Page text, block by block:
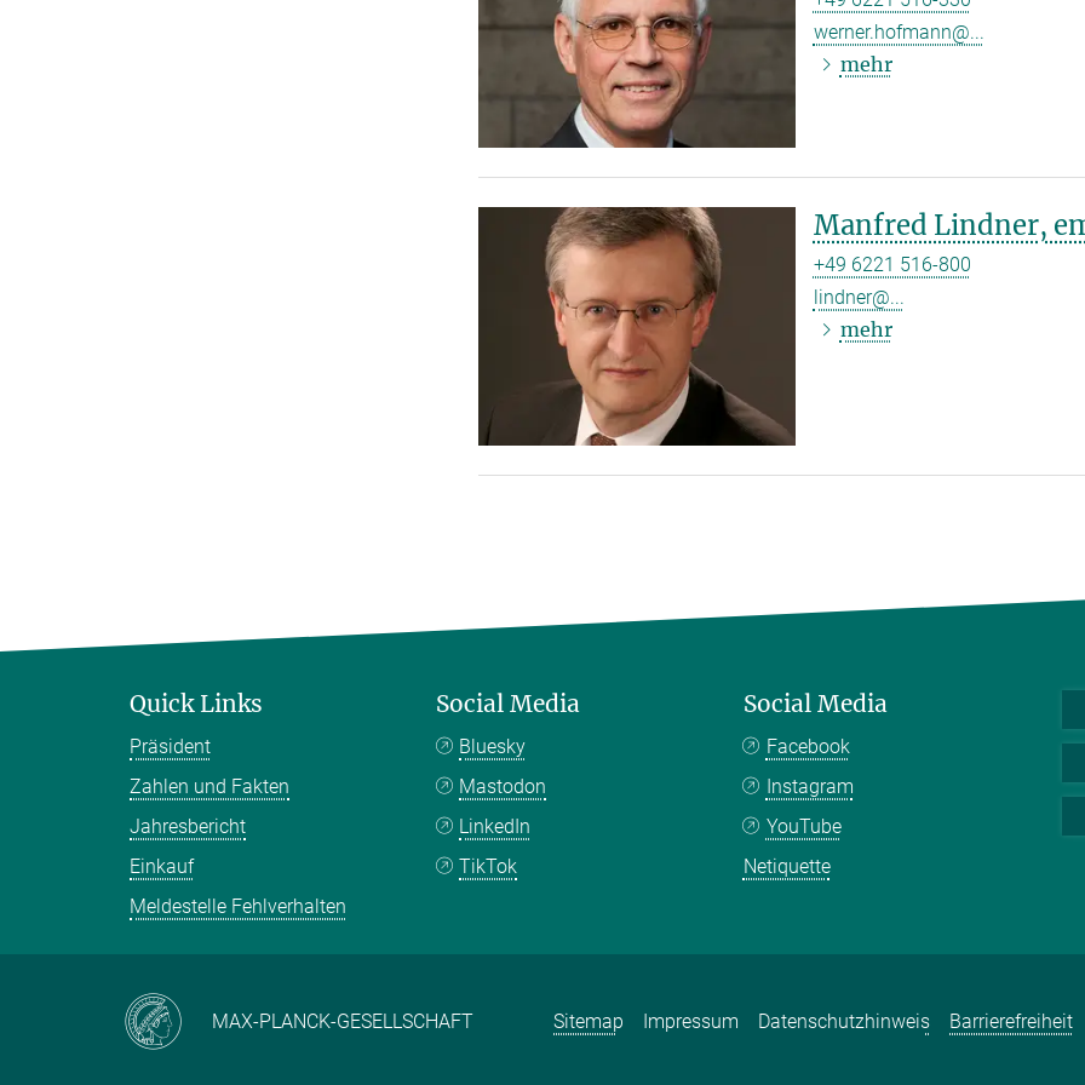
werner.hofmann@...
mehr
Manfred Lindner,
+49 6221 516-800
lindner@...
mehr
Quick Links
Präsident
Zahlen und Fakten
Jahresbericht
Einkauf
Meldestelle Fehlverhalten
Social Media
Bluesky
Mastodon
LinkedIn
TikTok
Social Media
Facebook
Instagram
YouTube
Netiquette
MAX-PLANCK-GESELLSCHAFT Sitemap Impressum Datenschutzhinweis Barrierefreiheit